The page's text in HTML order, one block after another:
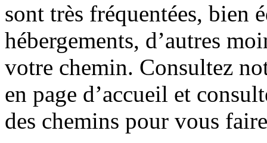
sont très fréquentées, bien
hébergements, d’autres
votre chemin. Consultez
en page d’accueil et
des chemins pour vous